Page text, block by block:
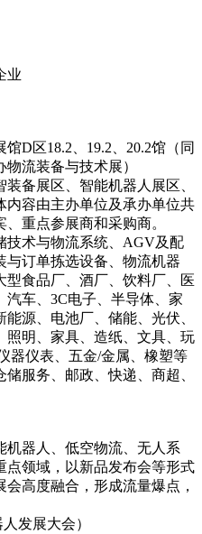
业
D区18.2、19.2、20.2馆（同
物流装备与技术展）
备展区、智能机器人展区、
内容由主办单位及承办单位共
重点参展商和采购商。
技术与物流系统、AGV及配
与订单拣选设备、物流机器
型食品厂、酒厂、饮料厂、医
车、3C电子、半导体、家
源、电池厂、储能、光伏、
照明、家具、造纸、文具、玩
器仪表、五金/金属、橡塑等
服务、邮政、快递、商超、
机器人、低空物流、无人系
点领域，以新品发布会等形式
高度融合，形成流量爆点，
发展大会）